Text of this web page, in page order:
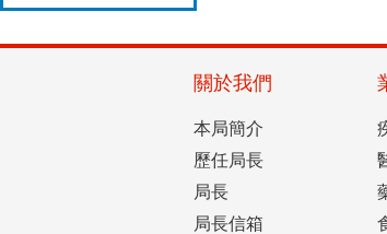
關於我們
本局簡介
歷任局長
局長
局長信箱